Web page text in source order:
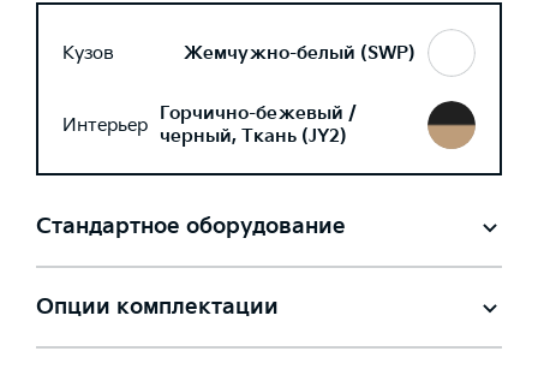
Кузов Жемчужно-белый (SWP)
Интерьер Горчично-бежевый /
черный, Ткань (JY2)
Стандартное оборудование
Опции комплектации